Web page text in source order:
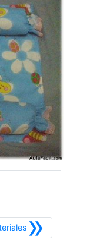
»
Siguiente